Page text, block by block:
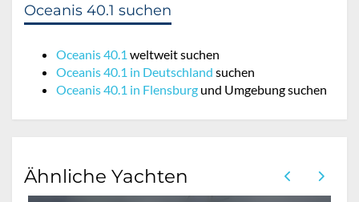
Oceanis 40.1 suchen
Oceanis 40.1 weltweit suchen
Oceanis 40.1 in Deutschland suchen
Oceanis 40.1 in Flensburg und Umgebung suchen
Ähnliche Yachten